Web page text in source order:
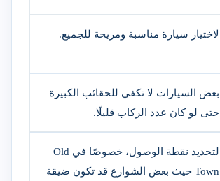
لاختيار سيارة مناسبة ومريحة للجميع.
بعض السيارات لا تكفي للحقائب الكبيرة
حتى لو كان عدد الركاب قليلًا.
لتحديد نقطة الوصول، خصوصًا في Old
Town حيث بعض الشوارع قد تكون ضيقة